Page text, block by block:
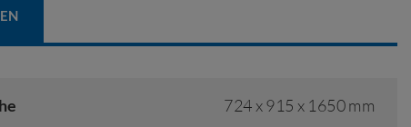
724 x 915 x 1650 mm